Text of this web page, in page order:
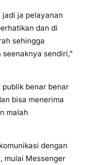
jadi ja pelayanan
dan di
sehingga
sendiri,”
benar benar
bisa menerima
malah
dengan
mulai Messenger